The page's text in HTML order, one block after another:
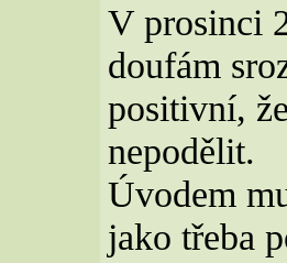
V prosinci
doufám
positivní,
nepodělit.
Úvodem
jako třeba